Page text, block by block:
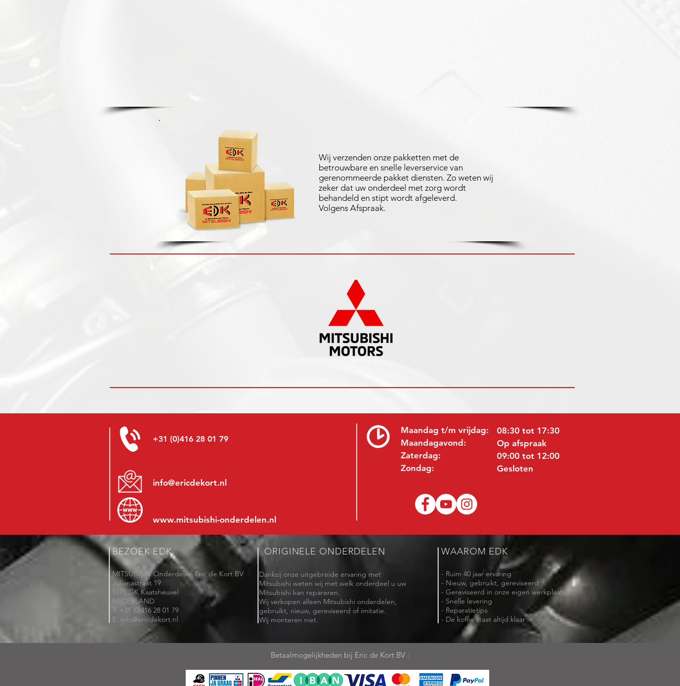
Wij verzenden onze pakketten met de
betrouwbare en snelle leverservice van
gerenommeerde pakket diensten. Zo weten wij
zeker dat uw onderdeel met zorg wordt
behandeld en stipt wordt afgeleverd.
Volgens Afspraak.
+31 (0)416 28 01 79
info@ericdekort.nl
www.mitsubishi-onderdelen.nl
Maandag t/m vrijdag:
Maandagavond:
Zaterdag:
Zondag:
08:30 tot 17:30
Op afspraak
09:00 tot 12:00
Gesloten
BEZOEK EDK
MITSUBISHI Onderdelen Eric de Kort BV
Julianastraat 19
5171 GK Kaatsheuvel
NEDERLAND
T: +31 (0)416 28 01 79
E: info@ericdekort.nl
ORIGINELE ONDERDELEN
Dankzij onze uitgebreide ervaring met
Mitsubishi weten wij met welk onderdeel u uw
Mitsubishi kan repareren.
Wij verkopen alleen Mitsubishi onderdelen,
gebruikt, nieuw, gereviseerd of imitatie.
Wij monteren niet.
WAAROM EDK
- Ruim 40 jaar ervaring
- Nieuw, gebruikt, gereviseerd
- Gereviseerd in onze eigen werkplaats
- Snelle levering
- Reparatietips
- De koffie staat altijd klaar
Betaalmogelijkheden bij Eric de Kort BV :